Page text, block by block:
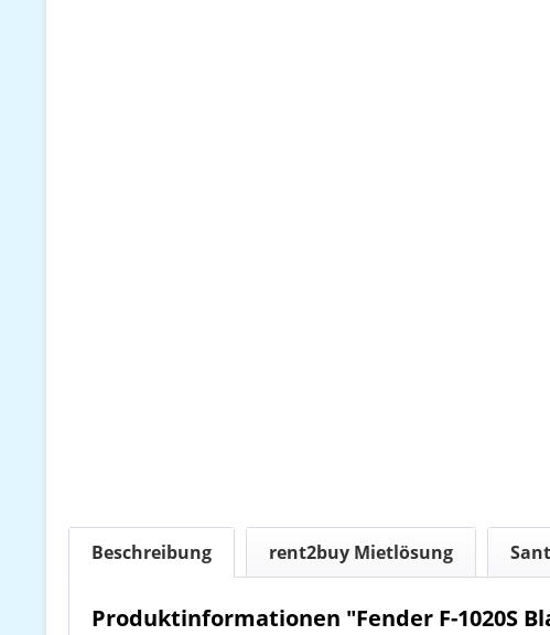
Beschreibung rent2buy Mietlösung
Produktinformationen "Fender F-1020S